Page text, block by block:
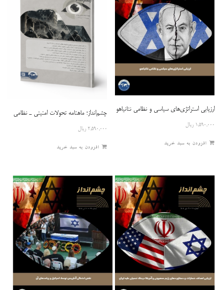
چشم‌انداز؛ ماهنامه تحولات امنیتی ـ نظامی
۲,۵۹۰,۰۰۰ ریال
افزودن به سبد خرید
ارزیابی استراتژی‌های سیاسی و نظامی نتانیاهو
۱,۵۹۰,۰۰۰ ریال
افزودن به سبد خرید